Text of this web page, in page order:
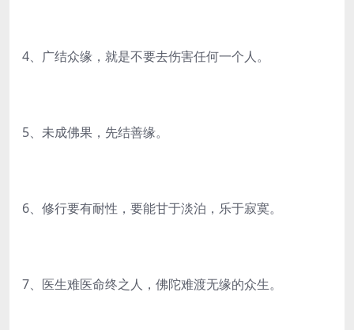
4、广结众缘，就是不要去伤害任何一个人。
5、未成佛果，先结善缘。
6、修行要有耐性，要能甘于淡泊，乐于寂寞。
7、医生难医命终之人，佛陀难渡无缘的众生。